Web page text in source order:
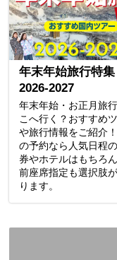
年末年始旅行特集
2026-2027
年末年始・お正月旅
こへ行く？おすすめ
や旅行情報をご紹介
の予約なら人気日程
券やホテルはもちろ
前座席指定も選択肢
ります。